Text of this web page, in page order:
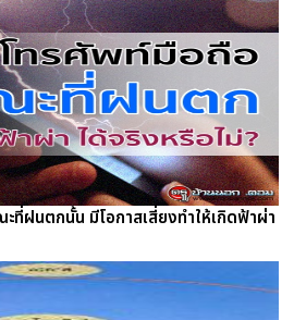
ที่ฝนตกนั้น มีโอกาสเสี่ยงทำให้เกิดฟ้าผ่า